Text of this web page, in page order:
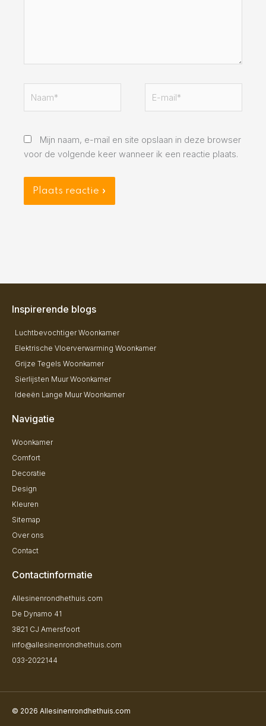
mail*
Mijn naam, e-mail en site opslaan in deze browser
voor de volgende keer wanneer ik een reactie plaats.
Inspirerende blogs
Luchtbevochtiger Woonkamer
Elektrische Vloerverwarming Woonkamer
Grijze Tegels Woonkamer
Sierlijsten Muur Woonkamer
Ideeën Lange Muur Woonkamer
Navigatie
Woonkamer
Comfort
Decoratie
Design
Kleuren
Sitemap
Over ons
Contact
Contactinformatie
Allesinenrondhethuis.com
De Dynamo 41
3821 CJ Amersfoort
info@allesinenrondhethuis.com
033-2022144
© 2026 Allesinenrondhethuis.com